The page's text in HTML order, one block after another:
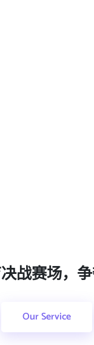
战赛场，争
Our Service